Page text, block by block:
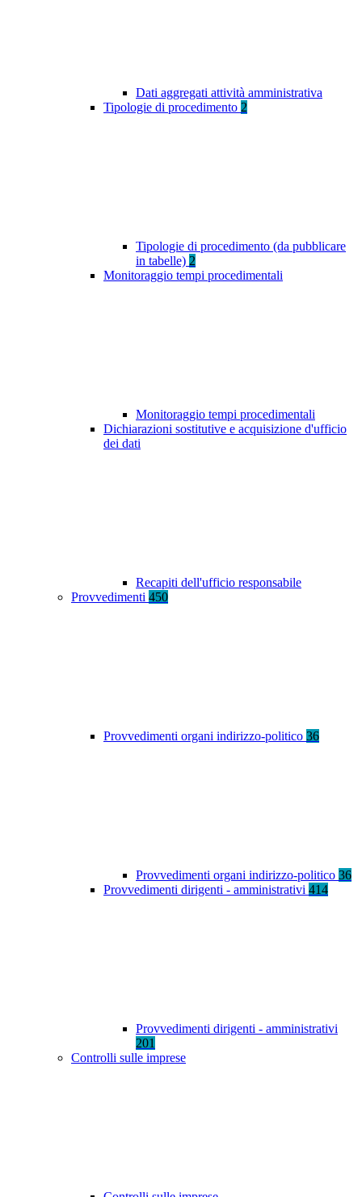
Dati aggregati attività amministrativa
Tipologie di procedimento 2
Tipologie di procedimento (da pubblicare
in tabelle) 2
Monitoraggio tempi procedimentali
Monitoraggio tempi procedimentali
Dichiarazioni sostitutive e acquisizione d'ufficio
dei dati
Recapiti dell'ufficio responsabile
Provvedimenti 450
Provvedimenti organi indirizzo-politico 36
Provvedimenti organi indirizzo-politico 36
Provvedimenti dirigenti - amministrativi 414
Provvedimenti dirigenti - amministrativi
201
Controlli sulle imprese